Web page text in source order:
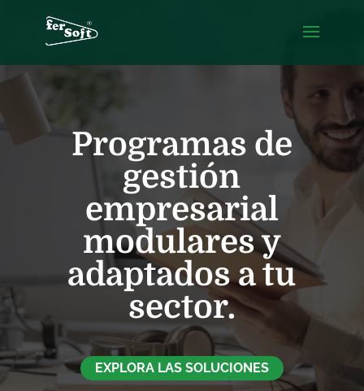
Programas de
gestión
empresarial
modulares y
adaptados a tu
sector.
EXPLORA LAS SOLUCIONES